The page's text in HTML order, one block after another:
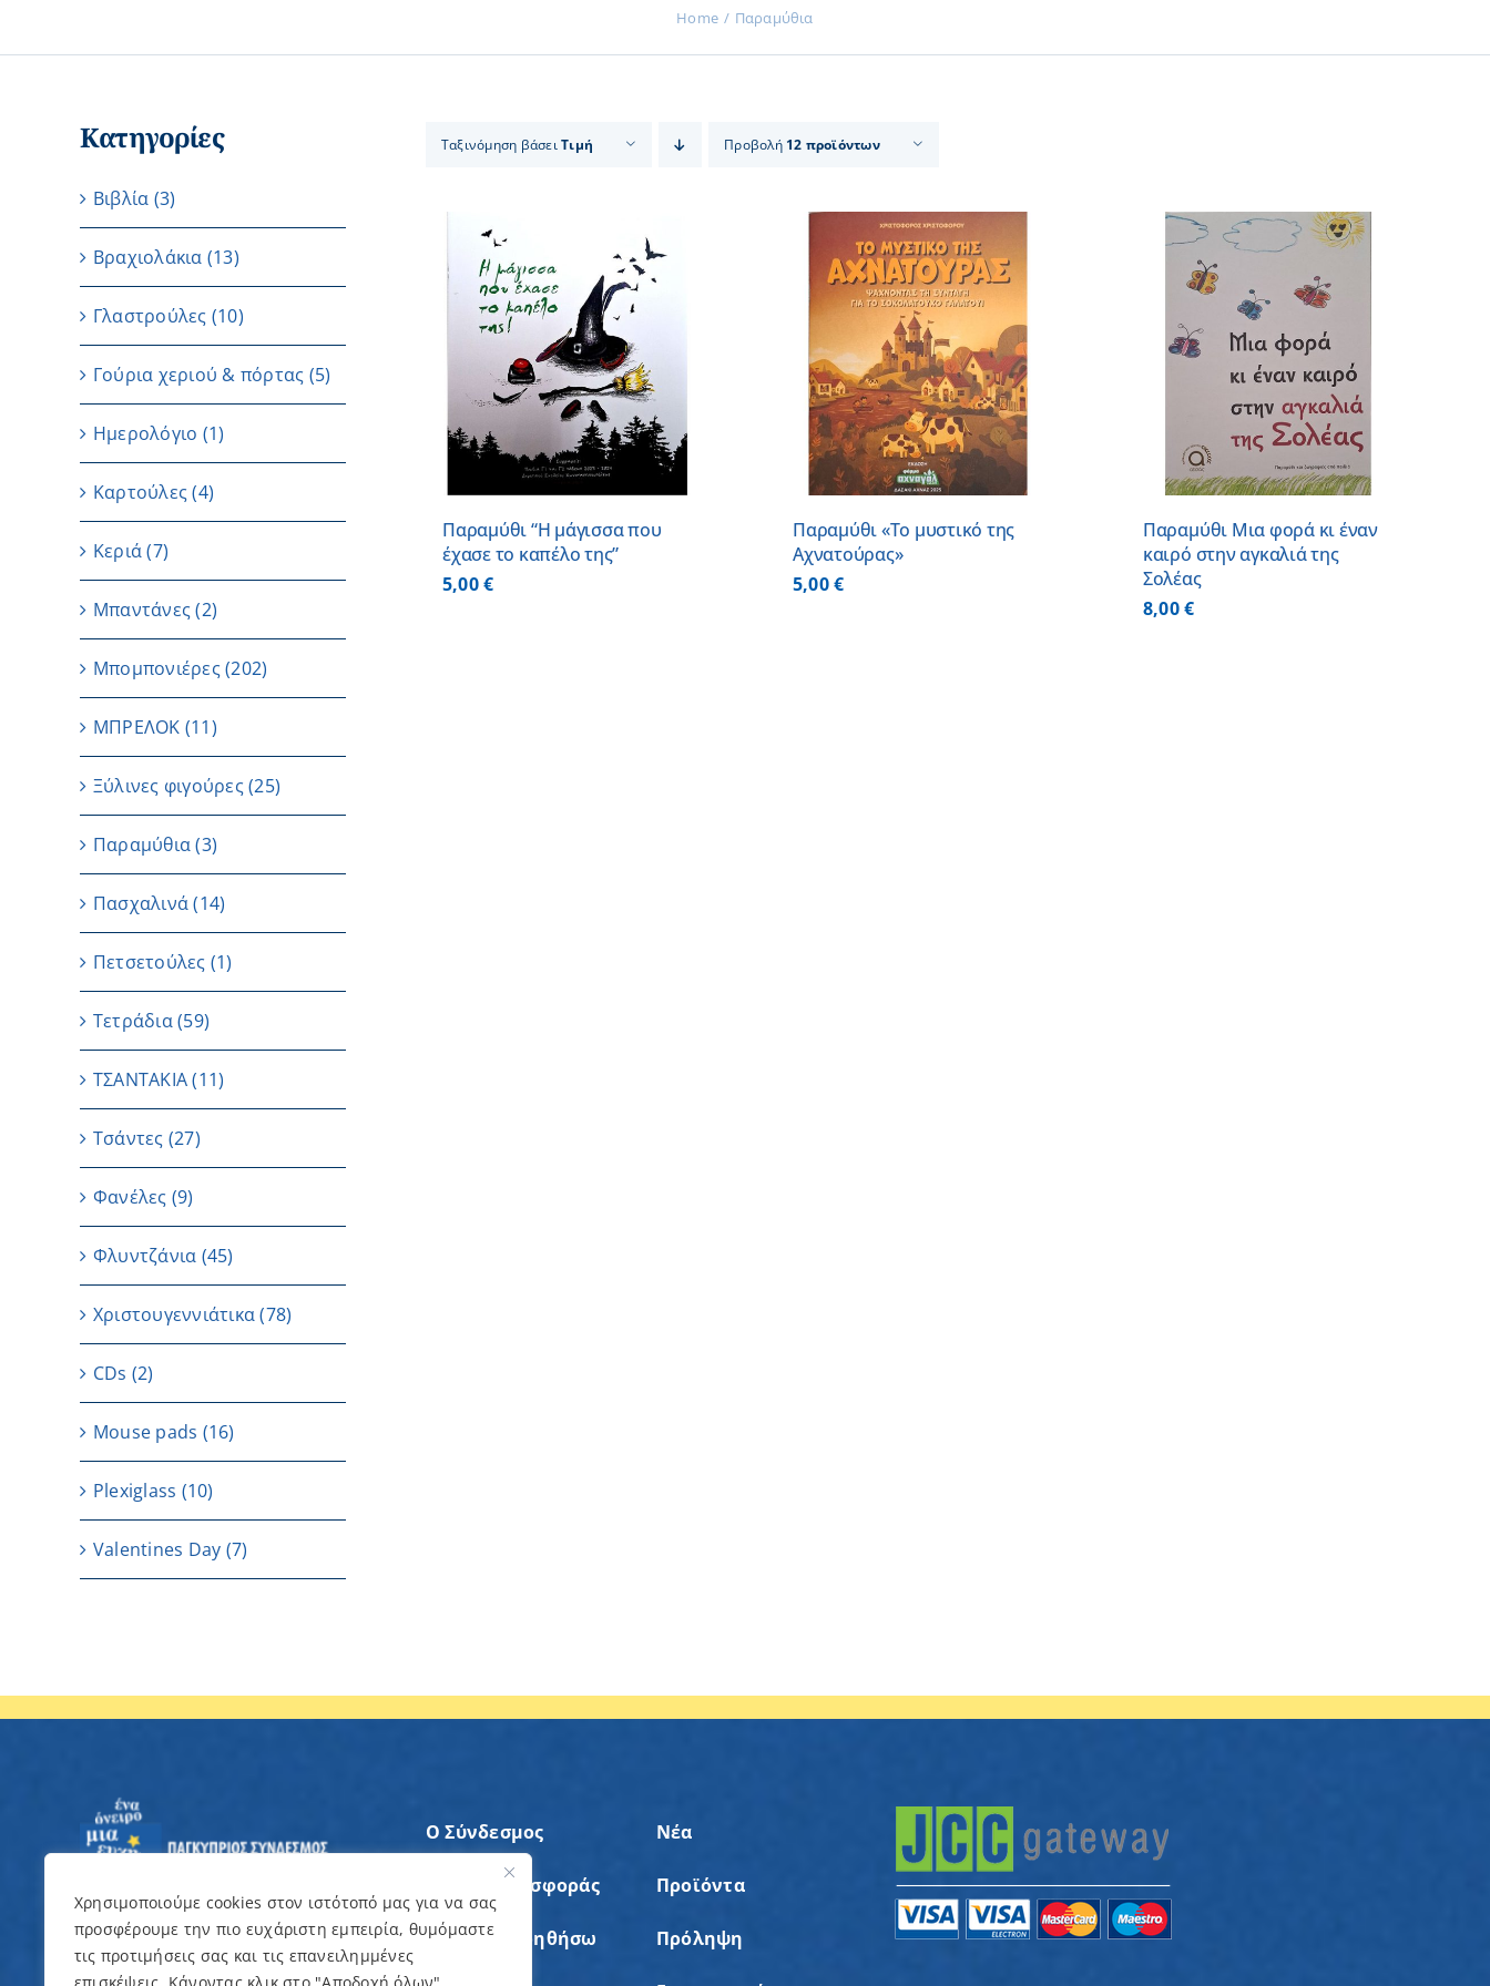
Χρησιμοποιούμε cookies στον ιστότοπό μας για να σας
προσφέρουμε την πιο ευχάριστη εμπειρία, θυμόμαστε
τις προτιμήσεις σας και τις επανειλημμένες
Home Παραμύθια
Ταξινόμηση βάσειΤιμή Προβολή 12 προϊόντων
ΠΡΟΣΘΗΚΗ ΣΤΟ ΚΑΛΑΘΙ
ΛΕΠΤΟΜΕΡΕΙΕΣ
Παραμύθι “Η μάγισσα που
έχασε το καπέλο της”
5,00€
ΠΡΟΣΘΗΚΗ ΣΤΟ ΚΑΛΑΘΙ
ΛΕΠΤΟΜΕΡΕΙΕΣ
Παραμύθι «Το μυστικό της
Αχνατούρας»
5,00€
ΠΡΟΣΘΗΚΗ ΣΤΟ ΚΑΛΑΘΙ
ΛΕΠΤΟΜΕΡΕΙΕΣ
Παραμύθι Μια φορά κι έναν
καιρό στην αγκαλιά της
Σολέας
8,00€
Κατηγορίες
Βιβλία (3)
Βραχιολάκια (13)
Γλαστρούλες (10)
Γούρια χεριού & πόρτας (5)
Ημερολόγιο (1)
Καρτούλες (4)
Κεριά (7)
Μπαντάνες (2)
Μπομπονιέρες(202)
ΜΠΡΕΛΟΚ (11)
Ξύλινες φιγούρες(25)
Παραμύθια (3)
Πασχαλινά (14)
Πετσετούλες (1)
Τετράδια(59)
ΤΣΑΝΤΑΚΙΑ (11)
Τσάντες (27)
Φανέλες (9)
Φλυντζάνια (45)
Χριστουγεννιάτικα(78)
CDs (2)
Μouse pads (16)
Plexiglass (10)
Valentines Day (7)
Ο Σύνδεσμος
Άξονες Προσφοράς
Θέλω να Βοηθήσω
Νέα
Προϊόντα
Πρόληψη